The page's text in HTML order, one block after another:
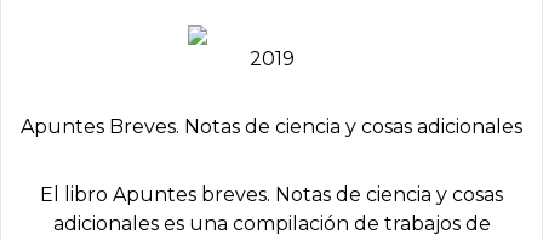
2019
Apuntes Breves. Notas de ciencia y cosas adicionales
El libro Apuntes breves. Notas de ciencia y cosas
adicionales es una compilación de trabajos de